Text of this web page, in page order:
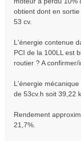
u
obtient dont en
53 cv.
L'énergie contenue
PCI de la 100LL est
routier ? A confirmer/
L'énergie
de 53cv.h soit 39,22
Rendement
21,7%.